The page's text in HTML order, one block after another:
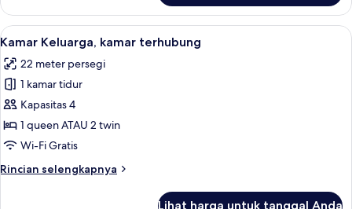
Kamar
Deluks
(Eiffel
View)
Lihat
semua
foto
untuk
Kamar
Keluarga,
kamar
Minibar, brankas, meja kerja, dan
5
Kamar Keluarga, kamar terhubung
22 meter persegi
1 kamar tidur
Kapasitas 4
1 queen ATAU 2 twin
Wi-Fi Gratis
Rincian selengkapnya
Rincian
Lihat harga untuk tanggal Anda